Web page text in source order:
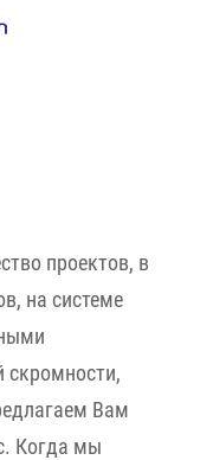
проектов, в
на системе
скромности,
Вам
Когда мы